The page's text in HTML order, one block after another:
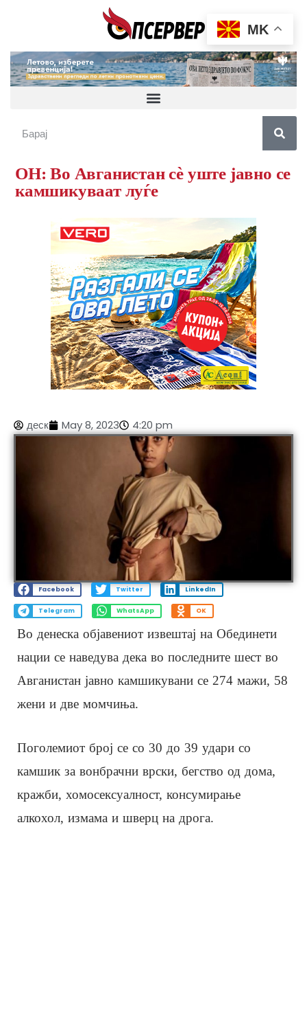
ОН: Во Авганистан сè уште јавно се
камшикуваат луѓе
деск May 8, 2023 4:20 pm
Facebook Twitter LinkedIn
Telegram WhatsApp OK
Во денеска објавениот извештај на Обединети
нации се наведува дека во последните шест во
Авганистан јавно камшикувани се 274 мажи, 58
жени и две момчиња.
Поголемиот број се со 30 до 39 удари со
камшик за вонбрачни врски, бегство од дома,
кражби, хомосексуалност, консумирање
алкохол, измама и шверц на дрога.
MK